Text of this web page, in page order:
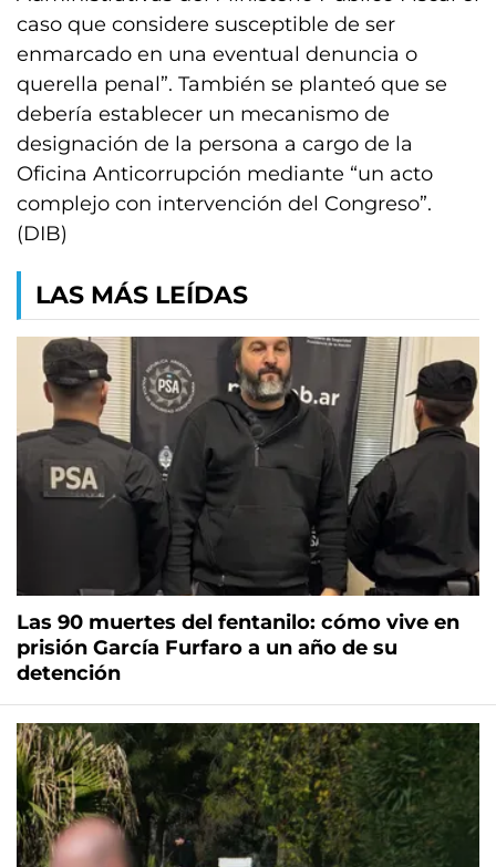
caso que considere susceptible de ser
enmarcado en una eventual denuncia o
querella penal”. También se planteó que se
debería establecer un mecanismo de
designación de la persona a cargo de la
Oficina Anticorrupción mediante “un acto
complejo con intervención del Congreso”.
(DIB)
LAS MÁS LEÍDAS
Las 90 muertes del fentanilo: cómo vive en
prisión García Furfaro a un año de su
detención